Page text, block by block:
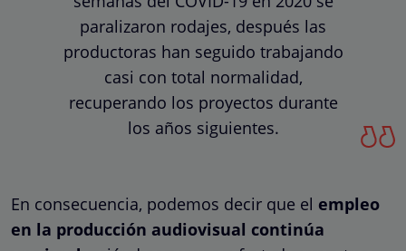
paralizaron rodajes, después las
productoras han seguido trabajando
casi con total normalidad,
recuperando los proyectos durante
los años siguientes.
En consecuencia, podemos decir que el empleo
en la producción audiovisual continúa